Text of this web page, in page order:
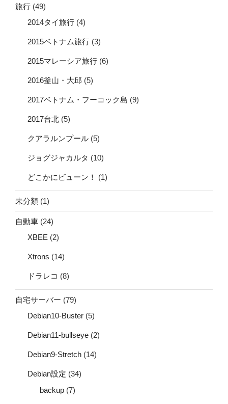
旅行 (49)
2014タイ旅行 (4)
2015ベトナム旅行 (3)
2015マレーシア旅行 (6)
2016釜山・大邱 (5)
2017ベトナム・フーコック島 (9)
2017台北 (5)
クアラルンプール (5)
ジョグジャカルタ (10)
どこかにビューン！ (1)
未分類 (1)
自動車 (24)
XBEE (2)
Xtrons (14)
ドラレコ (8)
自宅サーバー (79)
Debian10-Buster (5)
Debian11-bullseye (2)
Debian9-Stretch (14)
Debian設定 (34)
backup (7)